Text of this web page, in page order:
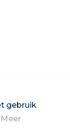
gebruik
Meer